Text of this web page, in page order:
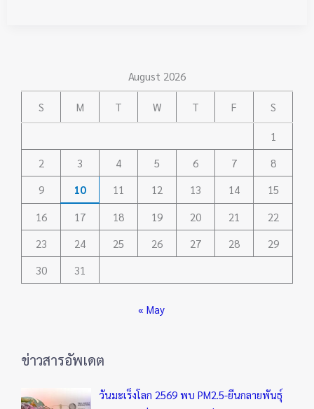
August 2026
S M T W T F S
1
2
3 4 5 6 7
8
9
10 11 12 13 14 15
16 17 18 19 20 21
22
23
24 25 26 27 28
29
30
31
« May
ข่าวสารอัพเดต
วันมะเร็งโลก 2569 พบ PM2.5-ยีนกลายพันธุ์